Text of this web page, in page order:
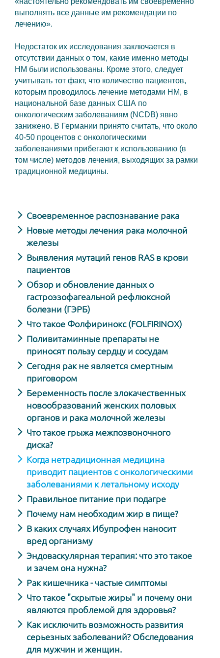
выполнять все данные им рекомендации по
лечению».
Недостаток их исследования заключается в
отсутствии данных о том, какие именно методы
НМ были использованы. Кроме этого, следует
учитывать тот факт, что количество пациентов,
которым проводилось лечение методами НМ, в
национальной базе данных США по
онкологическим заболеваниям (NCDB) явно
занижено. В Германии принято считать, что около
40-50 процентов с онкологическими
заболеваниями прибегают к использованию (в
том числе) методов лечения, выходящих за рамки
традиционной медицины.
Своевременное распознавание рака
Новые методы лечения рака молочной
железы
Выявления мутаций генов RAS в крови
пациентов
Обзор и обновление данных о
гастроэзофагеальной рефлюксной
болезни (ГЭРБ)
Что такое Фолфиринокс (FOLFIRINOX)
Поливитаминные препараты не
приносят пользу сердцу и сосудам
Сегодня рак не является смертным
приговором
Беременность после злокачественных
новообразований женских половых
органов и рака молочной железы
Что такое грыжа межпозвоночного
диска?
Когда нетрадиционная медицина
приводит пациентов с онкологическими
заболеваниями к летальному исходу
Правильное питание при подагре
Почему нам необходим жир в пище?
В каких случаях Ибупрофен наносит
вред организму
Эндоваскулярная терапия: что это такое
и зачем она нужна?
Рак кишечника - частые симптомы
Что такое "скрытые жиры" и почему они
являются проблемой для здоровья?
Как исключить возможность развития
серьезных заболеваний? Обследования
для мужчин и женщин.